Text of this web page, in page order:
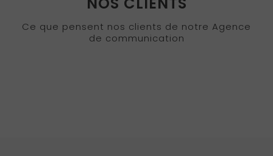
Ce que pensent nos clients de notre Agence
de communication